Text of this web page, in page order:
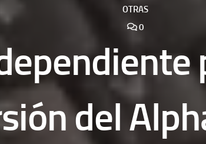
OTRAS
0
del